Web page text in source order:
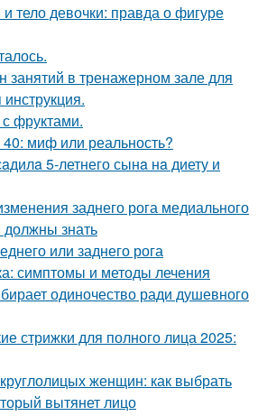
тело девочки: правда о фигуре
занятий в тренажерном зале для
фруктами.
миф или реальность?
5-летнего сынa нa диету и
заднего рога медиального
должны знать
или заднего рога
симптомы и методы лечения
одиночество ради душевного
стрижки для полного лица 2025:
женщин: как выбрать
вытянет лицо